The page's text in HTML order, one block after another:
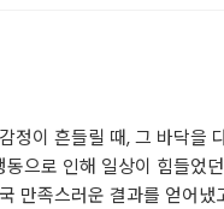
정이 흔들릴 때, 그 바닥
으로 인해 일상이 힘들었
만족스러운 결과를 얻어냈